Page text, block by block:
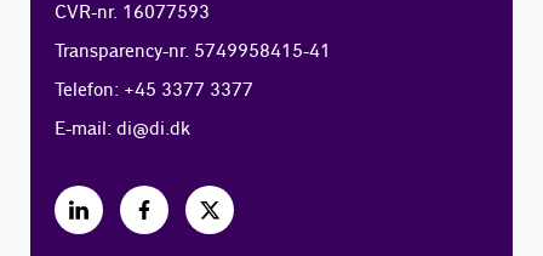
CVR-nr. 16077593
Transparency-nr. 5749958415-41
Telefon: +45 3377 3377
E-mail:di@di.dk